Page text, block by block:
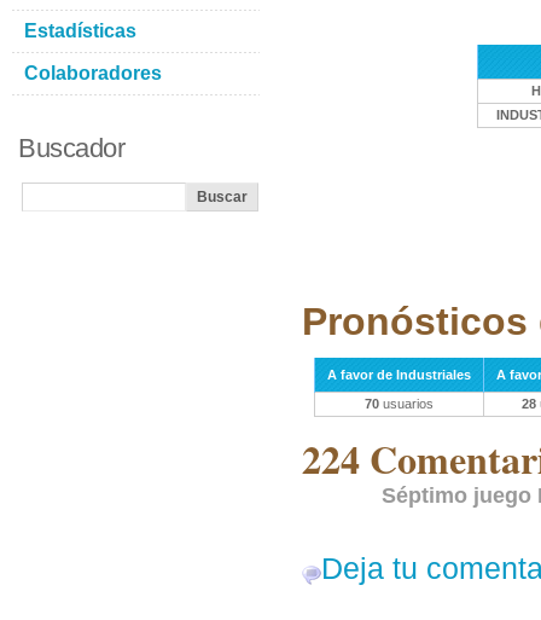
Pronósticos
A favor de Industriales
A
70 usuarios 28
224
Séptimo juego
Deja tu
Estadísticas
Colaboradores
Buscador